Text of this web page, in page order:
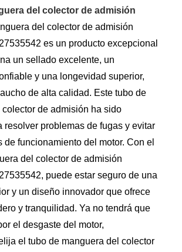
del colector de admisión
del colector de admisión
es un producto excepcional
un sellado excelente, un
y una longevidad superior,
de alta calidad. Este tubo de
de admisión ha sido
resolver problemas de fugas y evitar
de funcionamiento del motor. Con el
del colector de admisión
puede estar seguro de una
y un diseño innovador que ofrece
y tranquilidad. Ya no tendrá que
el desgaste del motor,
el tubo de manguera del colector